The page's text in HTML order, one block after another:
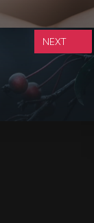
NEXT